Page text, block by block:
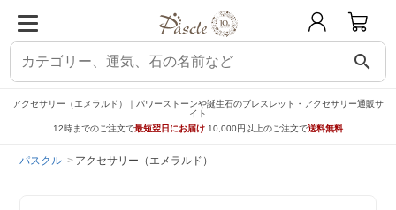
search
アクセサリー（エメラルド）｜パワーストーンや誕生石のブレスレット・アクセサリー通販サ
イト
12時までのご注文で最短翌日にお届け 10,000円以上のご注文で送料無料
パスクル アクセサリー（エメラルド）